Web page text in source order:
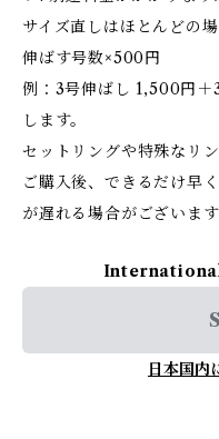
サイズ直しはほとんどの
伸ばす号数×500円
例：3号伸ばし 1,500円
します。
セットリングや特殊なリ
ご購入後、できるだけ早
が遅れる場合がございま
日本国内